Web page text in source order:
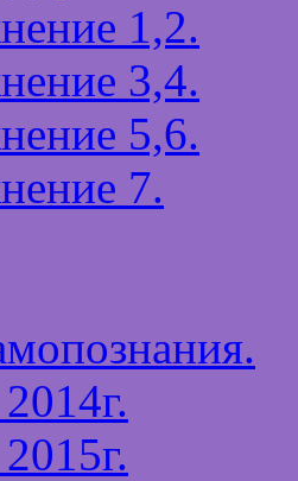
1,2.
3,4.
5,6.
7.